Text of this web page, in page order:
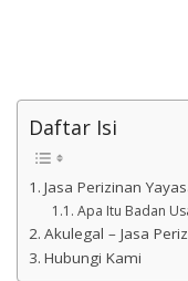
Daftar Isi
Jasa Perizinan
Apa Itu Badan
Akulegal – Jasa
Hubungi Kami